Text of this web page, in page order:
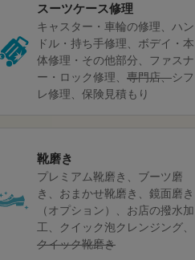
スーツケース修理
キャスター・車輪の修理
ハン
ドル・持ち手修理
ボデイ・本
体修理・その他部分
ファスナ
ー・ロック修理
専門店
シフ
レ修理
保険見積もり
靴磨き
プレミアム靴磨き
ブーツ磨
き
おまかせ靴磨き
鏡面磨き
（オプション）
お店の撥水加
工
クイック泡クレンジング
クイック靴磨き